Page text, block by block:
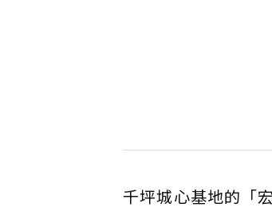
千坪城心基地的「